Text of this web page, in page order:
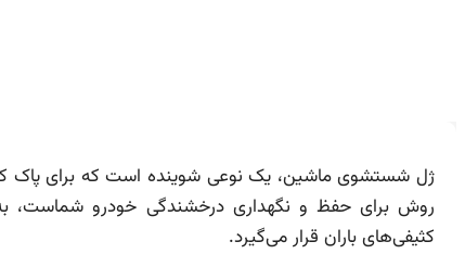
ژل شستشوی ماشین، یک نوعی شوینده است که برای پاک
روش برای حفظ و نگهداری درخشندگی خودرو شماست،
کثیفی‌های باران قرار می‌گیرد.